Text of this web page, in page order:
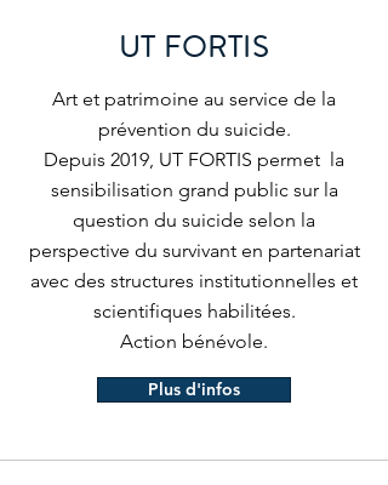
UT FORTIS
Art et patrimoine au service de la
prévention du suicide.
Depuis 2019, UT FORTIS permet la
sensibilisation grand public sur la
question du suicide selon la
perspective du survivant en partenariat
avec des structures institutionnelles et
scientifiques habilitées.
Action bénévole.
Plus d'infos